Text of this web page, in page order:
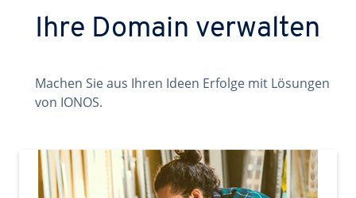
Ihre Domain verwalten
Machen Sie aus Ihren Ideen Erfolge mit Lösungen
von IONOS.